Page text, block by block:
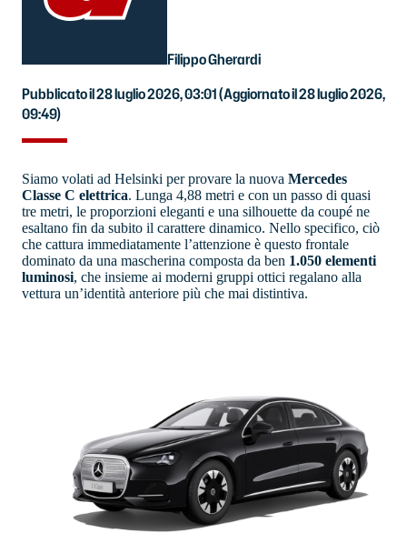
Filippo Gherardi
Pubblicato il 28 luglio 2026, 03:01(Aggiornato il 28 luglio 2026,
09:49)
Siamo volati ad Helsinki per provare la nuova Mercedes
Classe C elettrica. Lunga 4,88 metri e con un passo di quasi
tre metri, le proporzioni eleganti e una silhouette da coupé ne
esaltano fin da subito il carattere dinamico. Nello specifico, ciò
che cattura immediatamente l’attenzione è questo frontale
dominato da una mascherina composta da ben 1.050 elementi
luminosi, che insieme ai moderni gruppi ottici regalano alla
vettura un’identità anteriore più che mai distintiva.